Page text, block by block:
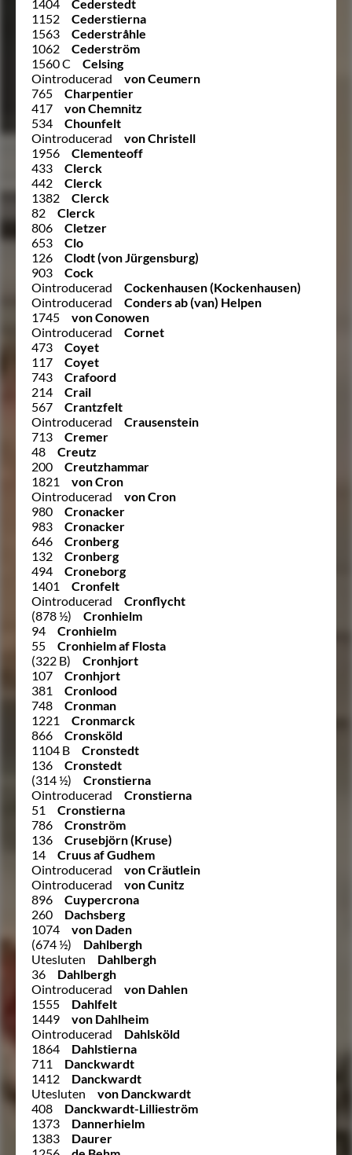
1404
Cederstedt
1152
Cederstierna
1563
Cederstråhle
1062
Cederström
1560 C
Celsing
Ointroducerad
von Ceumern
765
Charpentier
417
von Chemnitz
534
Chounfelt
Ointroducerad
von Christell
1956
Clementeoff
433
Clerck
442
Clerck
1382
Clerck
82
Clerck
806
Cletzer
653
Clo
126
Clodt (von Jürgensburg)
903
Cock
Ointroducerad
Cockenhausen (Kockenhausen)
Ointroducerad
Conders ab (van) Helpen
1745
von Conowen
Ointroducerad
Cornet
473
Coyet
117
Coyet
743
Crafoord
214
Crail
567
Crantzfelt
Ointroducerad
Crausenstein
713
Cremer
48
Creutz
200
Creutzhammar
1821
von Cron
Ointroducerad
von Cron
980
Cronacker
983
Cronacker
646
Cronberg
132
Cronberg
494
Croneborg
1401
Cronfelt
Ointroducerad
Cronflycht
(878 ½)
Cronhielm
94
Cronhielm
55
Cronhielm af Flosta
(322 B)
Cronhjort
107
Cronhjort
381
Cronlood
748
Cronman
1221
Cronmarck
866
Cronsköld
1104 B
Cronstedt
136
Cronstedt
(314 ½)
Cronstierna
Ointroducerad
Cronstierna
51
Cronstierna
786
Cronström
136
Crusebjörn (Kruse)
14
Cruus af Gudhem
Ointroducerad
von Cräutlein
Ointroducerad
von Cunitz
896
Cuypercrona
260
Dachsberg
1074
von Daden
(674 ½)
Dahlbergh
Utesluten
Dahlbergh
36
Dahlbergh
Ointroducerad
von Dahlen
1555
Dahlfelt
1449
von Dahlheim
Ointroducerad
Dahlsköld
1864
Dahlstierna
711
Danckwardt
1412
Danckwardt
Utesluten
von Danckwardt
408
Danckwardt-Lillieström
1373
Dannerhielm
1383
Daurer